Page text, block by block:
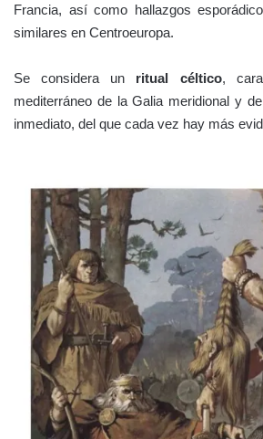
Francia, así como hallazgos
similares en Centroeuropa.
Se considera un ritual céltico,
mediterráneo de la Galia meridional y
inmediato, del que cada vez hay más